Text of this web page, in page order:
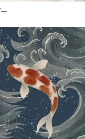
Маленькі польові квіти з тонкими стеблами на світлому тлі